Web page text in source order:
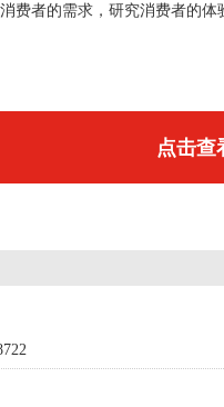
费者的需求，研究消费者的
点击查